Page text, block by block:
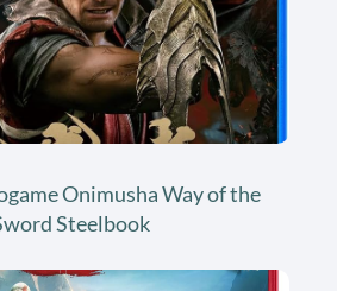
Onimusha Way of the
Steelbook